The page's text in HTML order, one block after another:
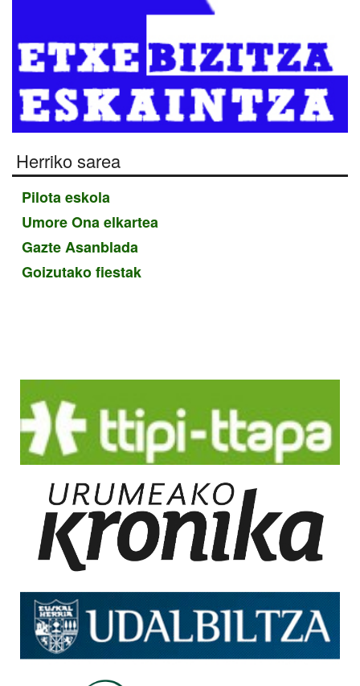
Herriko sarea
Pilota eskola
Umore Ona elkartea
Gazte Asanblada
Goizutako fiestak